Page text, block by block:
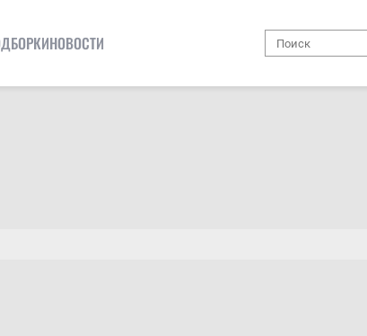
НОВОСТИ